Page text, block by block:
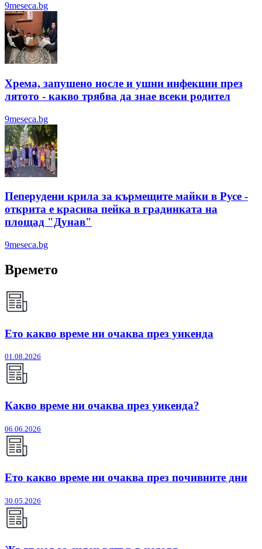
9meseca.bg
Хрема, запушено носле и ушни инфекции през
лятотo - какво трябва да знае всеки родител
9meseca.bg
Пеперудени крила за кърмещите майки в Русе -
открита е красива пейка в градинката на
площад "Дунав"
9meseca.bg
Времето
Ето какво време ни очаква през уикенда
01.08.2026
Какво време ни очаква през уикенда?
06.06.2026
Ето какво време ни очаква през почивните дни
30.05.2026